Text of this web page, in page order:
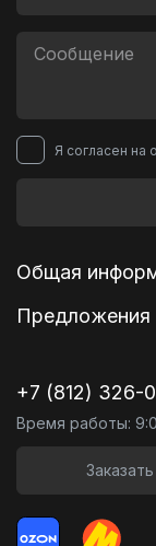
Я согласен на
Общая
Предложения
+7 (812) 326-
Время работы: